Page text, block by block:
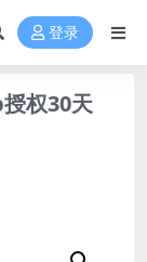
登录
权30天